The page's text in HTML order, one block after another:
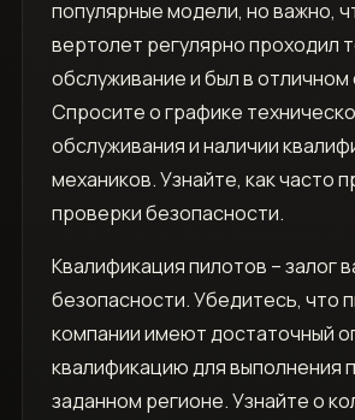
популярные модели, но важно,
вертолет регулярно проходил
обслуживание и был в отличном
Спросите о графике
обслуживания и наличии
механиков. Узнайте, как часто
проверки безопасности.
Квалификация пилотов – залог
безопасности. Убедитесь, что
компании имеют достаточный
квалификацию для выполнения
заданном регионе. Узнайте о